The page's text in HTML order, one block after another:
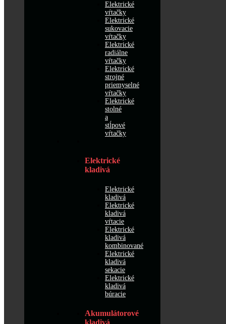
Elektrické
vŕtačky
Elektrické
sukovacie
vŕtačky
Elektrické
radiálne
vŕtačky
Elektrické
strojné
priemyselné
vŕtačky
Elektrické
stolné
a
stĺpové
vŕtačky
Elektrické
kladivá
Elektrické
kladivá
Elektrické
kladivá
vŕtacie
Elektrické
kladivá
kombinované
Elektrické
kladivá
sekacie
Elektrické
kladivá
búracie
Akumulátorové
kladivá